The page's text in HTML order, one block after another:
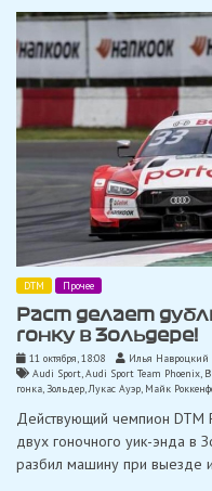
DTM Прочее
Раст делает
гонку в Зольдере!
11 октября, 18:08
Илья Навроцкий
Audi Sport,Audi Sport Team Phoenix,
гонка,Зольдер,Лукас Ауэр, Майк
Действующий чемпион
двух гоночного уик-энда в
разбил машину при выезде